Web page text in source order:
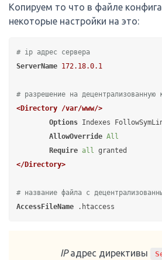
Копируем то что в файле
некоторые настройки на это:
# ip адрес сервера
ServerName 172.18.0.1
# разрешение на
<Directory /var/www/>
Options Indexes
AllowOverride All
Require all
</Directory>
# название файла с
AccessFileName
IPадрес директивы